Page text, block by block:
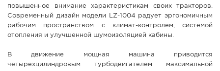
повышенное внимание характеристикам своих тракторов.
Современный дизайн модели LZ-1004 радует эргономичным
рабочим пространством с климат-контролем, системой
отопления и улучшенной шумоизоляцией кабины.
В движение мощная машина приводится
четырехцилиндровым турбодвигателем максимальной